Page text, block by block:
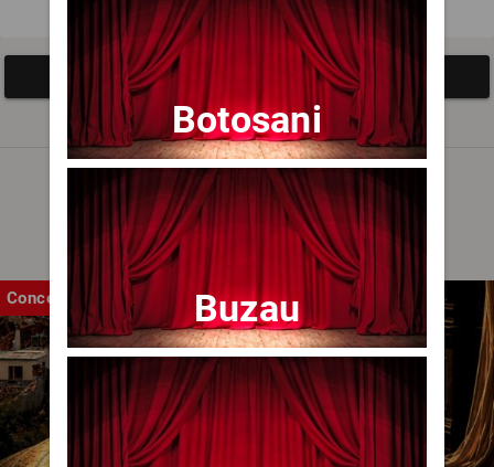
Afisați mai multe evenimente
Noutăți
Concert
Botosani
Buzau